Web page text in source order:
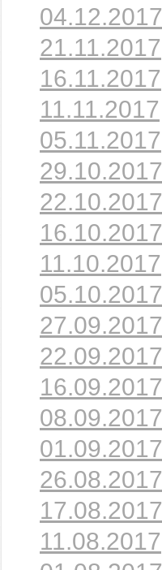
04.12.2017
21.11.2017
16.11.2017
11.11.2017
05.11.2017
29.10.2017
22.10.2017
16.10.2017
11.10.2017
05.10.2017
27.09.2017
22.09.2017
16.09.2017
08.09.2017
01.09.2017
26.08.2017
17.08.2017
11.08.2017